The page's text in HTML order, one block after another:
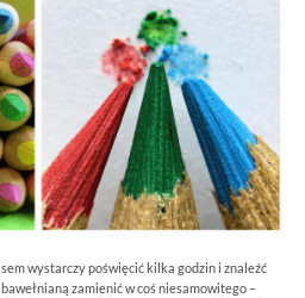
wystarczy poświęcić kilka godzin i znaleźć
zamienić w coś niesamowitego –